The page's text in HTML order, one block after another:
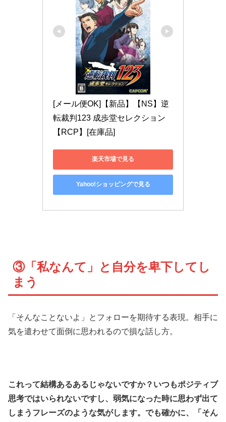
[メール便OK]【新品】【NS】逆
転裁判123 成歩堂セレクション
【RCP】[在庫品]
楽天市場で見る
Yahoo!ショッピングで見る
③「私なんて」と自分を卑下してし
まう
「そんなことないよ」とフォローを期待する表現。相手に
気を遣わせて面倒に思われるので損な話し方。
これって結構あるあるじゃないですか？いつもポジティブ
思考ではいられないですし、弱気になった時に思わず出て
しまうフレーズのような気がします。でも確かに、「そん